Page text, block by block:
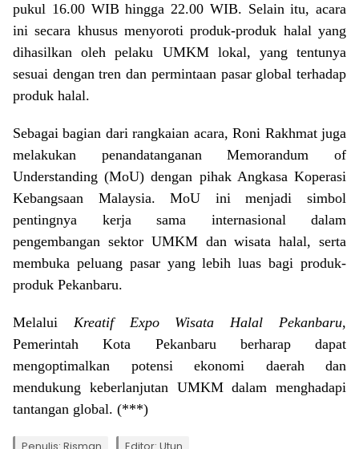
pukul 16.00 WIB hingga 22.00 WIB. Selain itu, acara
ini secara khusus menyoroti produk-produk halal yang
dihasilkan oleh pelaku UMKM lokal, yang tentunya
sesuai dengan tren dan permintaan pasar global terhadap
produk halal.
Sebagai bagian dari rangkaian acara, Roni Rakhmat juga
melakukan penandatanganan Memorandum of
Understanding (MoU) dengan pihak Angkasa Koperasi
Kebangsaan Malaysia. MoU ini menjadi simbol
pentingnya kerja sama internasional dalam
pengembangan sektor UMKM dan wisata halal, serta
membuka peluang pasar yang lebih luas bagi produk-
produk Pekanbaru.
Melalui Kreatif Expo Wisata Halal Pekanbaru,
Pemerintah Kota Pekanbaru berharap dapat
mengoptimalkan potensi ekonomi daerah dan
mendukung keberlanjutan UMKM dalam menghadapi
tantangan global. (***)